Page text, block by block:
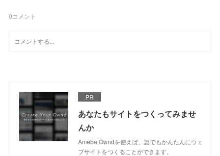
0コメント
PR
あなたもサイトをつくってみませ
んか
Ameba Owndを使えば、誰でもかんたんにウェ
ブサイトをつくることができます。